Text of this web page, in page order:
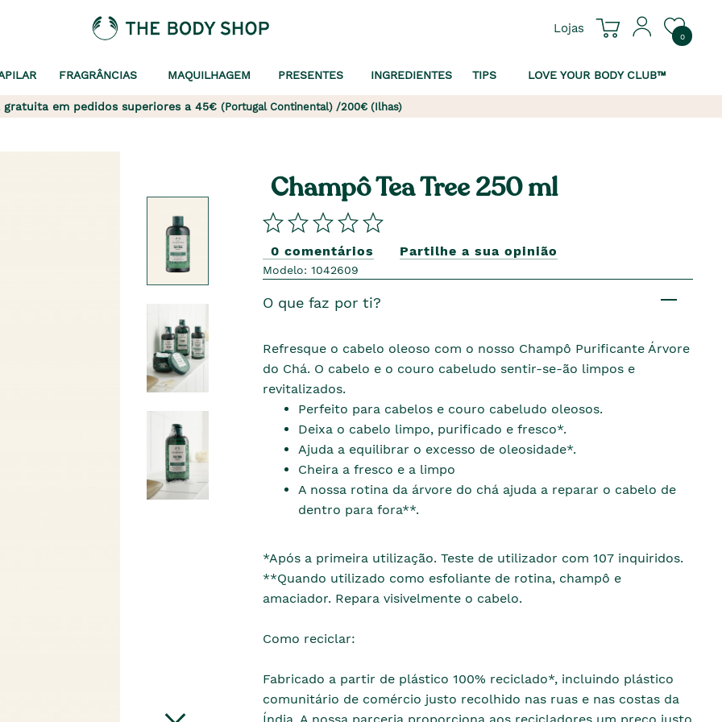
Lojas
0
FRAGRÂNCIAS MAQUILHAGEM PRESENTES INGREDIENTES TIPS LOVE YOUR BODY CLUB™
gratuita em pedidos superiores a 45€ (Portugal Continental) /200€ (Ilhas)
Champô Tea Tree 250 ml
0 comentários Partilhe a sua opinião
Modelo: 1042609
O que faz por ti?
Refresque o cabelo oleoso com o nosso Champô Purificante Árvore
do Chá. O cabelo e o couro cabeludo sentir-se-ão limpos e
revitalizados.
Perfeito para cabelos e couro cabeludo oleosos.
Deixa o cabelo limpo, purificado e fresco*.
Ajuda a equilibrar o excesso de oleosidade*.
Cheira a fresco e a limpo
A nossa rotina da árvore do chá ajuda a reparar o cabelo de
dentro para fora**.
*Após a primeira utilização. Teste de utilizador com 107 inquiridos.
**Quando utilizado como esfoliante de rotina, champô e
amaciador. Repara visivelmente o cabelo.
Como reciclar:
Fabricado a partir de plástico 100% reciclado*, incluindo plástico
comunitário de comércio justo recolhido nas ruas e nas costas da